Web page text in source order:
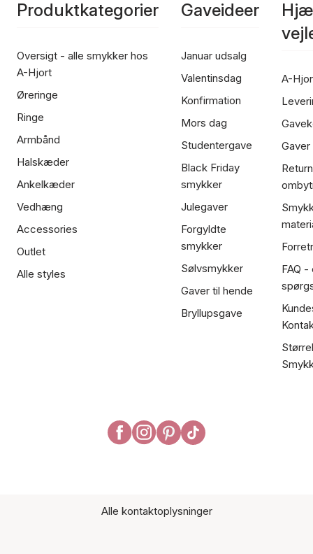
Produktkategorier
Oversigt - alle smykker hos
A-Hjort
Øreringe
Ringe
Armbånd
Halskæder
Ankelkæder
Vedhæng
Accessories
Outlet
Alle styles
Gaveideer
Januar udsalg
Valentinsdag
Konfirmation
Mors dag
Studentergave
Black Friday
smykker
Julegaver
Forgyldte
smykker
Sølvsmykker
Gaver til hende
Bryllupsgave
A-
FAQ
Alle kontaktoplysninger